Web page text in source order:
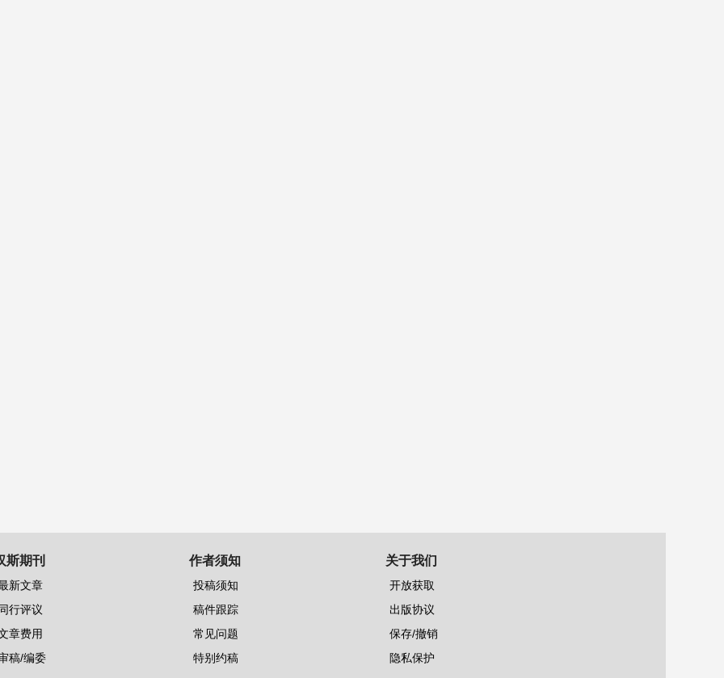
斯期刊
新文章
行评议
章费用
稿/编委
作者须知
投稿须知
稿件跟踪
常见问题
特别约稿
关于我们
开放获取
出版协议
保存/撤销
隐私保护